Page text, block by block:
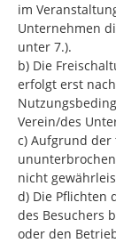
im
Unternehmen
unter 7.).
b) Die
erfolgt erst
Verein/des
c) Aufgrund der
nicht
d) Die Pflichten
des Besuchers
oder den